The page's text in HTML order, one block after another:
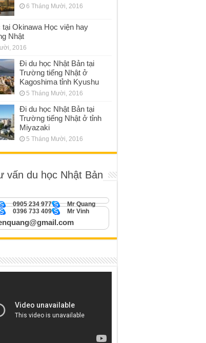
6 Tháng Mười, 2016
tại Okinawa Học viện hay
Nhật
2016
Đi du học Nhật Bản tại
Trường tiếng Nhật ở
Kagoshima tỉnh Kyushu
5 Tháng Mười, 2016
Đi du học Nhật Bản tại
Trường tiếng Nhật ở tỉnh
Miyazaki
5 Tháng Mười, 2016
vấn du học Nhật Bản
Mr Quang
0905 234 977
Mr Vinh
0396 733 409